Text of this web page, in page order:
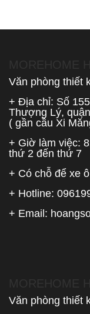
Văn phòng thiết
+ Địa chỉ: Số
Thượng Lý,
( gần cầu Xi
+ Giờ làm việc:
thứ 2 đến thứ 7
+ Có chỗ để xe
+ Hotline:
+ Email:
Văn phòng thiết